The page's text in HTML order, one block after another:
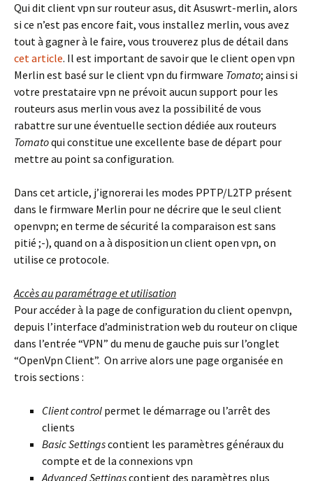
Qui dit client vpn sur routeur asus, dit Asuswrt-merlin, alors
si ce n’est pas encore fait, vous installez merlin, vous avez
tout à gagner à le faire, vous trouverez plus de détail dans
cet article. Il est important de savoir que le client open vpn
Merlin est basé sur le client vpn du firmware Tomato; ainsi si
votre prestataire vpn ne prévoit aucun support pour les
routeurs asus merlin vous avez la possibilité de vous
rabattre sur une éventuelle section dédiée aux routeurs
Tomatoqui constitue une excellente base de départ pour
mettre au point sa configuration.
Dans cet article, j’ignorerai les modes PPTP/L2TP présent
dans le firmware Merlin pour ne décrire que le seul client
openvpn; en terme de sécurité la comparaison est sans
pitié ;-), quand on a à disposition un client open vpn, on
utilise ce protocole.
Accès au paramétrage et utilisation
Pour accéder à la page de configuration du client openvpn,
depuis l’interface d’administration web du routeur on clique
dans l’entrée “VPN” du menu de gauche puis sur l’onglet
“OpenVpn Client”. On arrive alors une page organisée en
trois sections :
Client control permet le démarrage ou l’arrêt des
clients
Basic Settingscontient les paramètres généraux du
compte et de la connexions vpn
Advanced Settingscontient des paramètres plus